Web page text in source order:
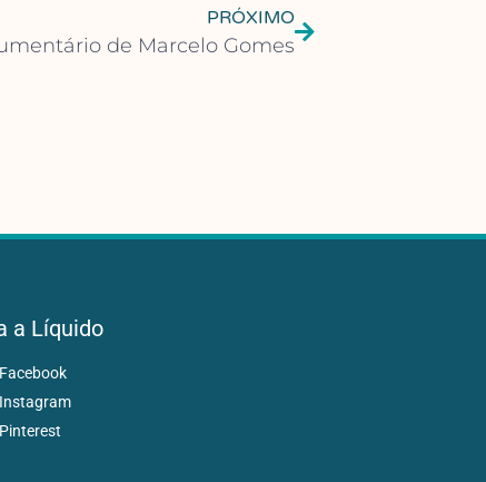
PRÓXIMO
de Marcelo Gomes
a Líquido
Facebook
Instagram
Pinterest